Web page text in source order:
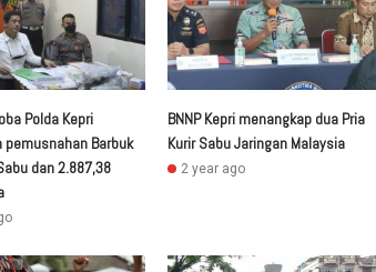
Polda Kepri
pemusnahan Barbuk
dan 2.887,38
BNNP Kepri menangkap dua Pria
Kurir Sabu Jaringan Malaysia
2 year ago